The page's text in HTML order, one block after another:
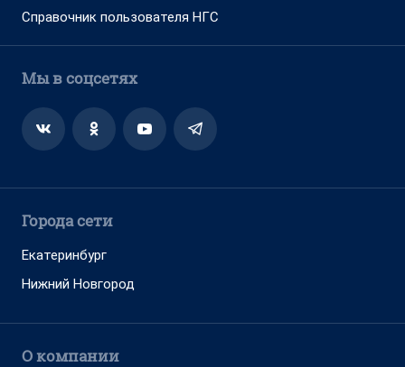
Справочник пользователя НГС
Мы в соцсетях
Города сети
Екатеринбург
Нижний Новгород
О компании